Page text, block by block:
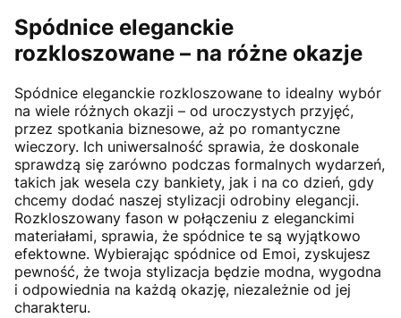
Spódnice eleganckie
rozkloszowane – na różne okazje
Spódnice eleganckie rozkloszowane to idealny wybór
na wiele różnych okazji – od uroczystych przyjęć,
przez spotkania biznesowe, aż po romantyczne
wieczory. Ich uniwersalność sprawia, że doskonale
sprawdzą się zarówno podczas formalnych wydarzeń,
takich jak wesela czy bankiety, jak i na co dzień, gdy
chcemy dodać naszej stylizacji odrobiny elegancji.
Rozkloszowany fason w połączeniu z eleganckimi
materiałami, sprawia, że spódnice te są wyjątkowo
efektowne. Wybierając spódnice od Emoi, zyskujesz
pewność, że twoja stylizacja będzie modna, wygodna
i odpowiednia na każdą okazję, niezależnie od jej
charakteru.